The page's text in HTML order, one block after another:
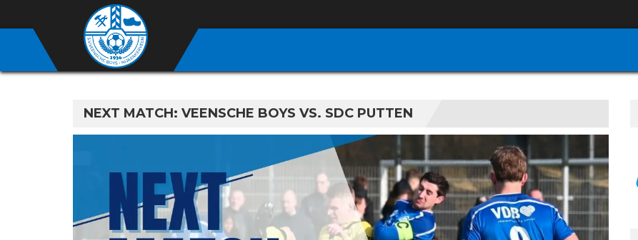
NEXT MATCH: VEENSCHE BOYS VS. SDC PUTTEN